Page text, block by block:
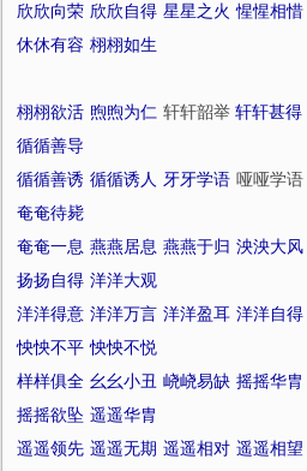
欣欣向荣 欣欣自得 星星之火 惺惺相惜
休休有容 栩栩如生
栩栩欲活 煦煦为仁 轩轩韶举 轩轩甚得
循循善导
循循善诱 循循诱人 牙牙学语 哑哑学语
奄奄待毙
奄奄一息 燕燕居息 燕燕于归 泱泱大风
扬扬自得 洋洋大观
洋洋得意 洋洋万言 洋洋盈耳 洋洋自得
怏怏不平 怏怏不悦
样样俱全 幺幺小丑 峣峣易缺 摇摇华胄
摇摇欲坠 遥遥华胄
遥遥领先 遥遥无期 遥遥相对 遥遥相望